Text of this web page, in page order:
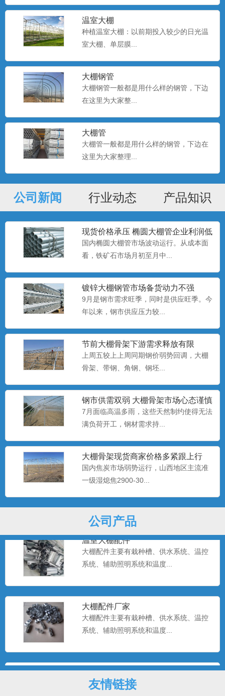
温室大棚
种植温室大棚：以前期投入较少的日光温
室大棚、单层膜...
大棚钢管
大棚钢管一般都是用什么样的钢管，下边
在这里为大家整...
大棚管
大棚管一般都是用什么样的钢管，下边在
这里为大家整理...
公司新闻 行业动态 产品知识
现货价格承压 椭圆大棚管企业利润低
位
国内椭圆大棚管市场波动运行。从成本面
看，铁矿石市场月初至月中...
镀锌大棚钢管​市场备货动力不强
9月是钢市需求旺季，同时是供应旺季。今
年以来，钢市供应压力较...
节前大棚骨架下游需求释放有限
上周五较上上周同期钢价弱势回调，大棚
骨架、​带钢、角钢、钢坯...
钢市供需双弱 大棚骨架市场心态谨慎
偏悲观
7月面临高温多雨，这些天然制约使得无法
满负荷开工，钢材需求持...
大棚骨架​现货商家价格多紧跟上行
国内焦炭市场弱势运行，山西地区主流准
一级湿熄焦2900-30...
公司产品
种植大棚厂家现货
大棚种植是一种种植技术，该技术是一种
科学的种植方式。...
种植大棚
大棚种植是一种种植技术，该技术是一种
科学的种植方式。...
种植大棚
科学的种植方式。...
养殖大棚安装
养殖大棚也称暖棚养殖，是指在寒冷的季
节给开放式或半开放式畜禽...
养殖大棚厂家
养殖大棚也称暖棚养殖，是指在寒冷的季
节给开放式或半开放式畜禽...
养殖大棚
养殖大棚也称暖棚养殖，是指在寒冷的季
节给开放式或半开放式畜禽...
大棚配件厂
大棚配件主要有栽种槽、供水系统、温控
温室大棚配件
大棚配件主要有栽种槽、供水系统、温控
系统、辅助照明系统和温度...
大棚配件厂家
大棚配件主要有栽种槽、供水系统、温控
系统、辅助照明系统和温度...
大棚配件
大棚配件主要有栽种槽、供水系统、温控
系统、辅助照明系统和温度...
友情链接